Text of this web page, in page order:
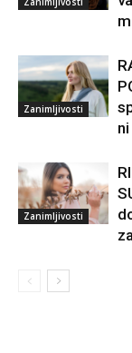
Zanimljivosti
Zanimljivosti